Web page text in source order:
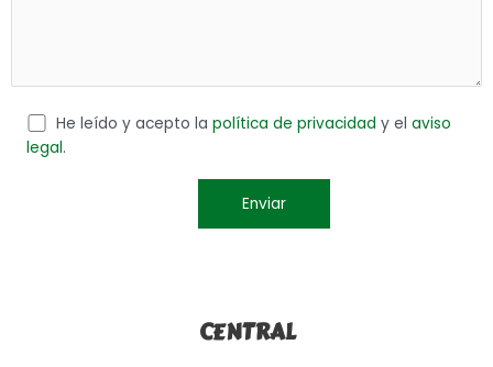
He leído y acepto la política de privacidad y el aviso
legal.
CENTRAL